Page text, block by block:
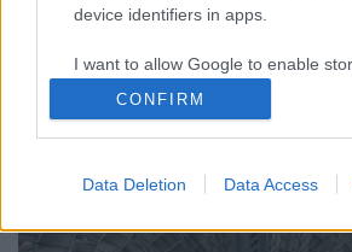
device identifiers in apps.
I want to allow Google to enable
related to functionality of the website
I want to allow Google to enable
related to security, including
CONFIRM
Data Deletion Data Access